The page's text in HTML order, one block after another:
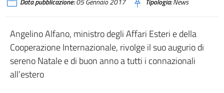
Data pubblicazione:05 Gennaio 2017 Tipologia:News
Angelino Alfano, ministro degli Affari Esteri e della
Cooperazione Internazionale, rivolge il suo augurio di
sereno Natale e di buon anno a tutti i connazionali
all’estero